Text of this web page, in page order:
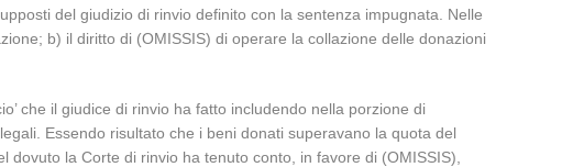
del giudizio di rinvio definito con la sentenza impugnata. Nelle
b) il diritto di (OMISSIS) di operare la collazione delle donazioni
che il giudice di rinvio ha fatto includendo nella porzione di
Essendo risultato che i beni donati superavano la quota del
la Corte di rinvio ha tenuto conto, in favore di (OMISSIS),